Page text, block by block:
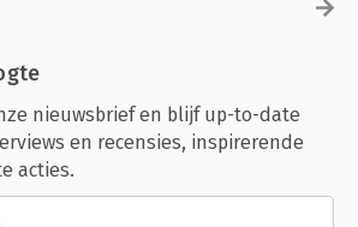
nieuwsbrief en blijf up-to-date
en recensies, inspirerende
acties.